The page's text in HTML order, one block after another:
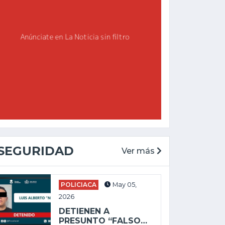
CHAPALA
May 27, 2025
Ver más
POLICIACA
May 05,
2026
DETIENEN A
PRESUNTO “FALSO…